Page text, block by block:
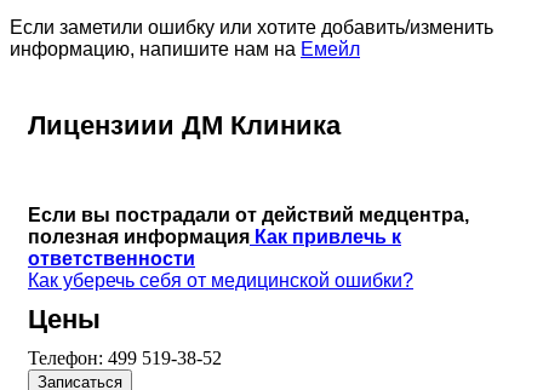
Если заметили ошибку или хотите добавить/изменить
информацию, напишите нам на Емейл
Лицензиии ДМ Клиника
Если вы пострадали от действий медцентра,
полезная информация Как привлечь к
ответственности
Как уберечь себя от медицинской ошибки?
Цены
Телефон: 499 519-38-52
Записаться